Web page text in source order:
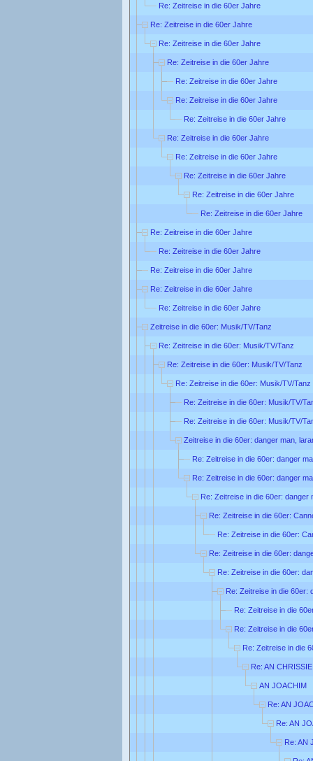
Re: Zeitreise in die 60er Jahre
Re: Zeitreise in die 60er Jahre
Re: Zeitreise in die 60er Jahre
Re: Zeitreise in die 60er Jahre
Re: Zeitreise in die 60er Jahre
Re: Zeitreise in die 60er Jahre
Re: Zeitreise in die 60er Jahre
Re: Zeitreise in die 60er Jahre
Re: Zeitreise in die 60er Jahre
Re: Zeitreise in die 60er Jahre
Re: Zeitreise in die 60er Jahre
Re: Zeitreise in die 60er Jahre
Re: Zeitreise in die 60er Jahre
Re: Zeitreise in die 60er Jahre
Re: Zeitreise in die 60er Jahre
Re: Zeitreise in die 60er Jahre
Re: Zeitreise in die 60er Jahre
Zeitreise in die 60er: Musik/TV/Tanz
Re: Zeitreise in die 60er: Musik/TV/Tanz
Re: Zeitreise in die 60er: Musik/TV/Tanz
Re: Zeitreise in die 60er: Musik/TV/Tanz
Re: Zeitreise in die 60er: Musik/TV/
Re: Zeitreise in die 60er: Musik/TV/
Zeitreise in die 60er: danger man,
Re: Zeitreise in die 60er: danger
Re: Zeitreise in die 60er: danger
Re: Zeitreise in die 60er: danger
Re: Zeitreise in die 60er:
Re: Zeitreise in die 60er:
Re: Zeitreise in die 60er:
Re: Zeitreise in die 60er:
Re: Zeitreise in die 60er:
Re: Zeitreise in die
Re: Zeitreise in die
Re: Zeitreise in die
Re: AN CHRISSIE
AN JOACHIM
Re: AN
Re: AN
Re: AN